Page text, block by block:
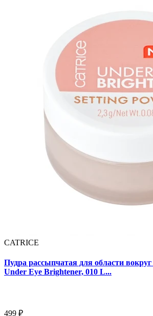
CATRICE
Пудра рассыпчатая для области
Under Eye Brightener, 010 L...
499 ₽